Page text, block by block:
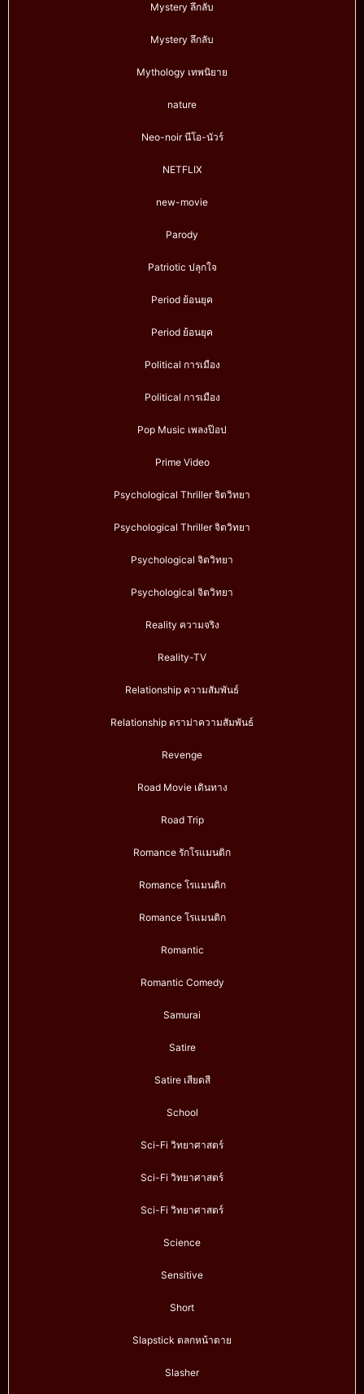
Mystery ลึกลับ
Mystery ลึกลับ
Mythology เทพนิยาย
nature
Neo-noir นีโอ-นัวร์
NETFLIX
new-movie
Parody
Patriotic ปลุกใจ
Period ย้อนยุค
Period ย้อนยุค
Political การเมือง
Political การเมือง
Pop Music เพลงป๊อป
Prime Video
Psychological Thriller จิตวิทยา
Psychological Thriller จิตวิทยา
Psychological จิตวิทยา
Psychological จิตวิทยา
Reality ความจริง
Reality-TV
Relationship ความสัมพันธ์
Relationship ดราม่าความสัมพันธ์
Revenge
Road Movie เดินทาง
Road Trip
Romance รักโรแมนติก
Romance โรแมนติก
Romance โรแมนติก
Romantic
Romantic Comedy
Samurai
Satire
Satire เสียดสี
School
Sci-Fi วิทยาศาสตร์
Sci-Fi วิทยาศาสตร์
Sci-Fi วิทยาศาสตร์
Science
Sensitive
Short
Slapstick ตลกหน้าตาย
Slasher